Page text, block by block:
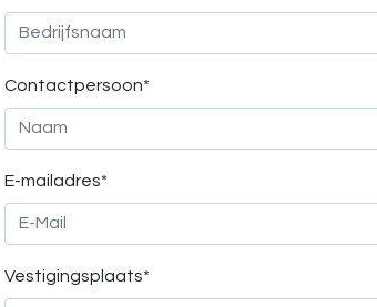
Contactpersoon*
E-mailadres*
Vestigingsplaats*